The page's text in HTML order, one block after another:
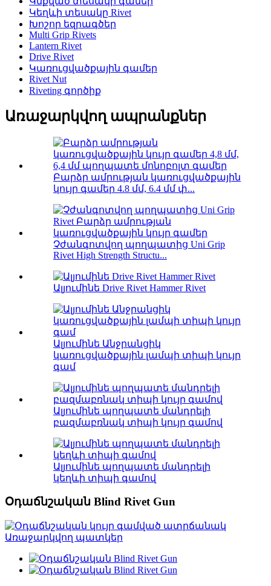
Կեղևի տեսակը Rivet
Խոշոր եզրագծեր
Multi Grip Rivets
Lantern Rivet
Drive Rivet
Կառուցվածքային գամեր
Rivet Nut
Riveting գործիք
Առաջարկվող ապրանքներ
Բարձր ամրության կառուցվածքային
կույր գամեր 4.8 մմ, 6.4 մմ փ...
Չժանգոտվող պողպատից Uni Grip
Rivet High Strength Structu...
Ալյումինե Drive Rivet Hammer Rivet
Ալյումինե Անջրանցիկ
կառուցվածքային լամպի տիպի կույր
գամ
Ալյումինե պողպատե մանդրելի
բազմաբռնակ տիպի կույր գամով
Ալյումինե պողպատե մանդրելի
կեղևի տիպի գամով
Օդաճնշական Blind Rivet Gun